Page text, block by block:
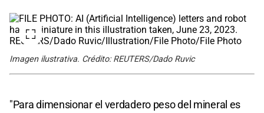
Imagen ilustrativa. Crédito: REUTERS/Dado Ruvic
"Para dimensionar el verdadero peso del mineral es